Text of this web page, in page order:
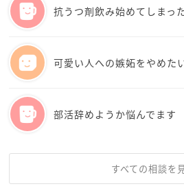
てきます
距離をとるといっても、完全に関
ません
滞在時間を短くする、一対一を避
けに絞るなど、少しだけ心の距離
十分です
全部を解決しようとすると、ま
しまいます
る距離を少しずつ整えていきま
抗うつ剤飲み始めてしまっ
可愛い人への嫉妬をやめた
部活辞めようか悩んでます
すべての相談を